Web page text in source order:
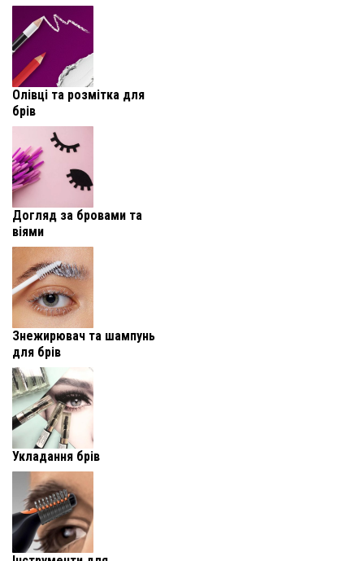
Олівці та розмітка для
брів
Догляд за бровами та
віями
Знежирювач та шампунь
для брів
Укладання брів